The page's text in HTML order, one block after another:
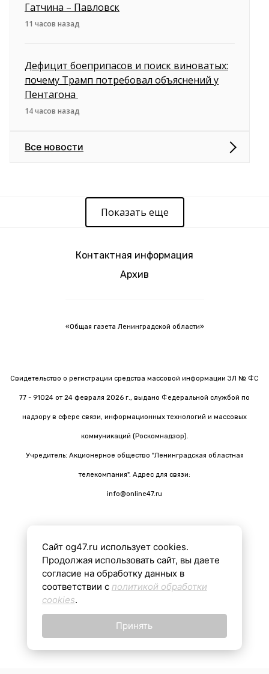
Гатчина – Павловск
11 часов назад
Дефицит боеприпасов и поиск виноватых:
почему Трамп потребовал объяснений у
Пентагона
14 часов назад
Все новости
Показать еще
Контактная информация
Архив
«Общая газета Ленинградской области»
Свидетельство о регистрации средства массовой информации ЭЛ № ФС
77 - 91024 от 24 февраля 2026 г., выдано Федеральной службой по
надзору в сфере связи, информационных технологий и массовых
коммуникаций (Роскомнадзор).
Учредитель: Акционерное общество "Ленинградская областная
телекомпания". Адрес для связи:
info@online47.ru
Все материалы на сайте подготовлены с помощью ИИ
16+
Сайт og47.ru использует cookies.
Продолжая использовать сайт, вы даете
согласие на обработку данных в
соответствии с политикой обработки
cookies.
Принять